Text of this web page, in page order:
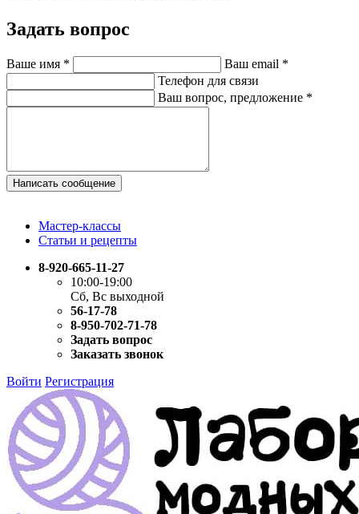
Задать вопрос
Ваше имя * Ваш email *
Телефон для связи
Ваш вопрос, предложение *
Написать сообщение
Мастер-классы
Статьи и рецепты
8-920-665-11-27
10:00-19:00
Сб, Вс выходной
56-17-78
8-950-702-71-78
Задать вопрос
Заказать звонок
Войти Регистрация